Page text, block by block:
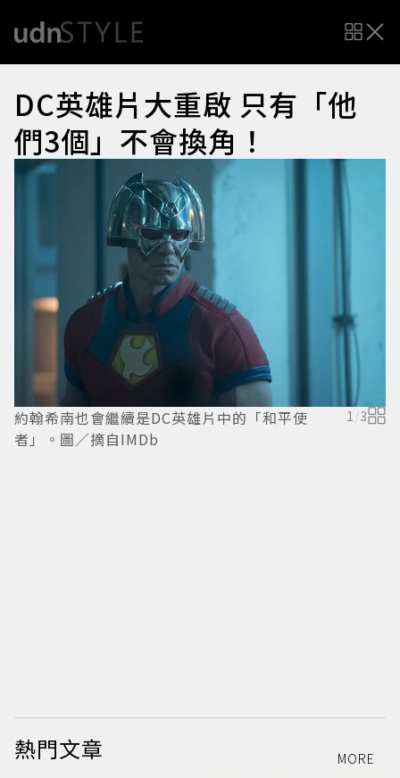
DC英雄片大重啟 只有「他
們3個」不會換角！
約翰希南也會繼續是DC英雄片中的「和平使
者」。圖／摘自IMDb
1 /3
熱門文章 MORE